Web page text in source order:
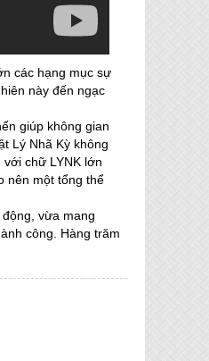
các hạng mục sự
này đến ngạc
giúp không gian
Lý Nhã Kỳ không
chữ LYNK lớn
nên một tổng thể
vừa mang
công. Hàng trăm